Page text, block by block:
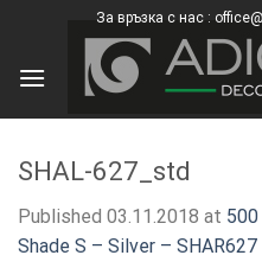
content
За връзка с нас :
SHAL-627_std
Published 03.11.2018 at
Shade S – Silver – SHAR627
×